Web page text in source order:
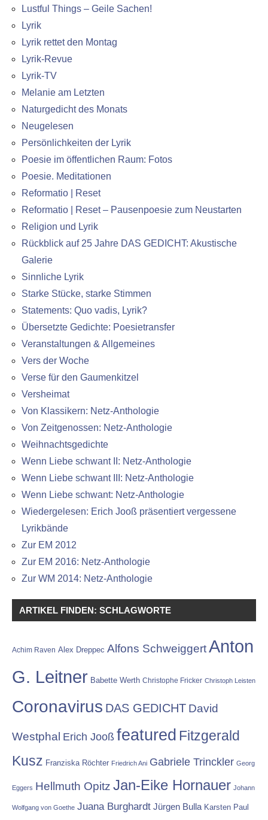
Lustful Things – Geile Sachen!
Lyrik
Lyrik rettet den Montag
Lyrik-Revue
Lyrik-TV
Melanie am Letzten
Naturgedicht des Monats
Neugelesen
Persönlichkeiten der Lyrik
Poesie im öffentlichen Raum: Fotos
Poesie. Meditationen
Reformatio | Reset
Reformatio | Reset – Pausenpoesie zum Neustarten
Religion und Lyrik
Rückblick auf 25 Jahre DAS GEDICHT: Akustische
Galerie
Sinnliche Lyrik
Starke Stücke, starke Stimmen
Statements: Quo vadis, Lyrik?
Übersetzte Gedichte: Poesietransfer
Veranstaltungen & Allgemeines
Vers der Woche
Verse für den Gaumenkitzel
Versheimat
Von Klassikern: Netz-Anthologie
Von Zeitgenossen: Netz-Anthologie
Weihnachtsgedichte
Wenn Liebe schwant II: Netz-Anthologie
Wenn Liebe schwant III: Netz-Anthologie
Wenn Liebe schwant: Netz-Anthologie
Wiedergelesen: Erich Jooß präsentiert vergessene
Lyrikbände
Zur EM 2012
Zur EM 2016: Netz-Anthologie
Zur WM 2014: Netz-Anthologie
ARTIKEL FINDEN: SCHLAGWORTE
Achim Raven Alex Dreppec Alfons SchweiggertAnton
G. Leitner Babette Werth Christophe Fricker Christoph Leisten
Coronavirus DAS GEDICHT David
Westphal Erich Jooß featured Fitzgerald
Kusz Franziska Röchter Friedrich Ani Gabriele Trinckler Georg
Eggers Hellmuth Opitz Jan-Eike Hornauer Johann
Wolfgang von Goethe Juana Burghardt Jürgen Bulla Karsten Paul